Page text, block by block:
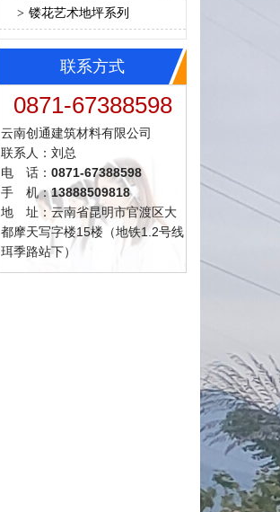
> 镂花艺术地坪系列
联系方式
0871-67388598
云南创通建筑材料有限公司
联系人：刘总
电 话： 0871-67388598
手 机：13888509818
地 址：云南省昆明市官渡区大
都摩天写字楼15楼（地铁1.2号线
珥季路站下）